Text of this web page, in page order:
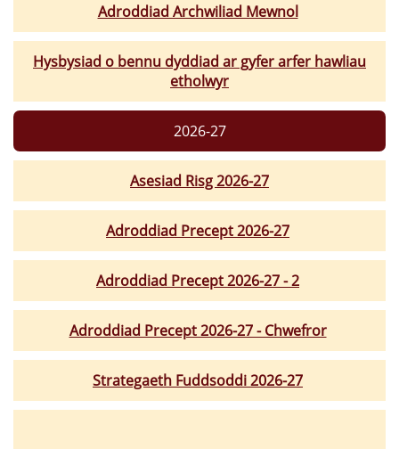
Adroddiad Archwiliad Mewnol
Hysbysiad o bennu dyddiad ar gyfer arfer hawliau
etholwyr
2026-27
Asesiad Risg 2026-27
Adroddiad Precept 2026-27
Adroddiad Precept 2026-27 - 2
Adroddiad Precept 2026-27 - Chwefror
Strategaeth Fuddsoddi 2026-27